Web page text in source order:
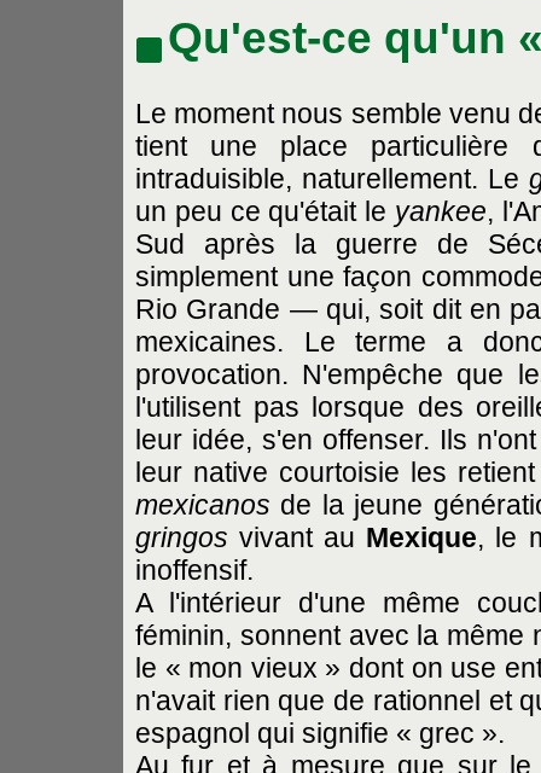
Qu'est-ce qu'un
Le moment nous semble venu
tient une place particulière
intraduisible, naturellement. Le
un peu ce qu'était le yankee,
Sud après la guerre de
simplement une façon
Rio Grande — qui, soit dit en
mexicaines. Le terme a
provocation. N'empêche que
l'utilisent pas lorsque des
leur idée, s'en offenser. Ils
leur native courtoisie les
mexicanos de la jeune
gringos vivant au Mexique, le
inoffensif.
A l'intérieur d'une même
féminin, sonnent avec la
le « mon vieux » dont on use
n'avait rien que de rationnel et
espagnol qui signifie « grec ».
Au fur et à mesure que sur le